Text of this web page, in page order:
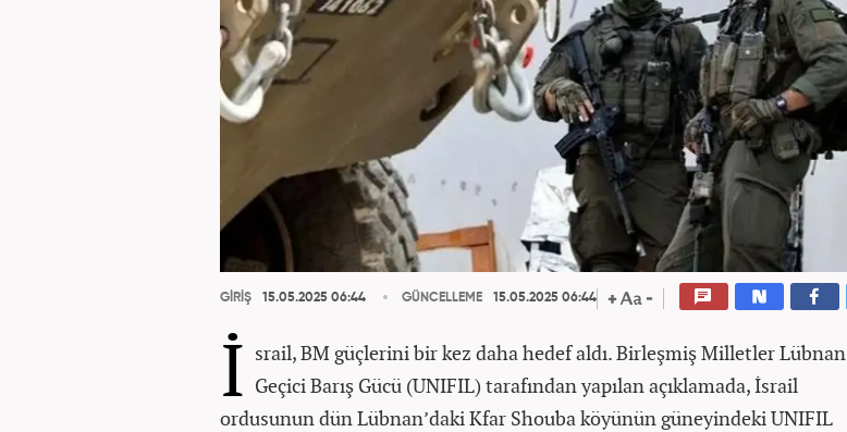
GİRİŞ 15.05.2025 06:44 GÜNCELLEME 15.05.2025 06:44
İ srail, BM güçlerini bir kez daha hedef aldı. Birleşmiş Milletler Lübnan
Geçici Barış Gücü (UNIFIL) tarafından yapılan açıklamada, İsrail
ordusunun dün Lübnan’daki Kfar Shouba köyünün güneyindeki UNIFIL